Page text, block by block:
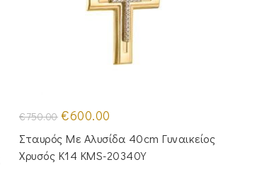
€750.00 Original
price
was:
€750.00.
€600.00
τιμή
είναι:
€600.00.
Σταυρός Με Αλυσίδα 40cm Γυναικείος
Χρυσός Κ14 KMS-20340Y